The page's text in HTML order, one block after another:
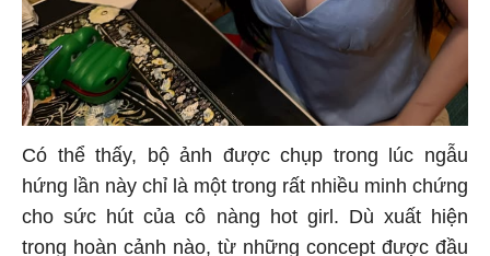
Có thể thấy, bộ ảnh được chụp trong lúc ngẫu
hứng lần này chỉ là một trong rất nhiều minh chứng
cho sức hút của cô nàng hot girl. Dù xuất hiện
trong hoàn cảnh nào, từ những concept được đầu